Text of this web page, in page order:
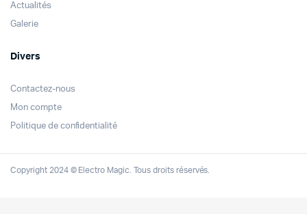
Actualités
Galerie
Divers
Contactez-nous
Mon compte
Politique de confidentialité
Copyright 2024 © Electro Magic. Tous droits réservés.